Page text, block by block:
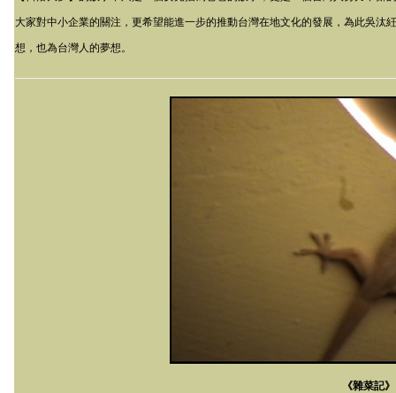
大家對中小企業的關注，更希望能進一步的推動台灣在地文化的發展，為此吳
想，也為台灣人的夢想。
《雜菜記》